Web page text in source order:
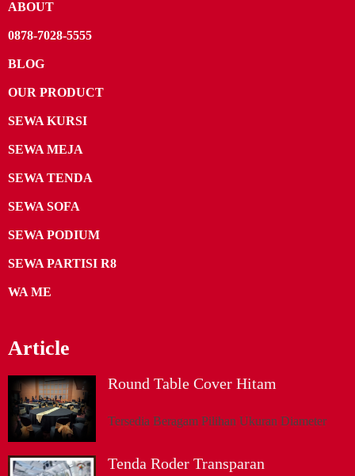
ABOUT
0878-7028-5555
BLOG
OUR PRODUCT
SEWA KURSI
SEWA MEJA
SEWA TENDA
SEWA SOFA
SEWA PODIUM
SEWA PARTISI R8
WA ME
Article
Round Table Cover Hitam
Tersedia Beragam Pilihan Ukuran Diameter
Tenda Roder Transparan